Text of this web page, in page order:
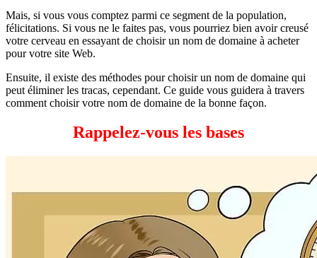
Mais, si vous vous comptez parmi ce segment de la population,
félicitations. Si vous ne le faites pas, vous pourriez bien avoir creusé
votre cerveau en essayant de choisir un nom de domaine à acheter
pour votre site Web.
Ensuite, il existe des méthodes pour choisir un nom de domaine qui
peut éliminer les tracas, cependant. Ce guide vous guidera à travers
comment choisir votre nom de domaine de la bonne façon.
Rappelez-vous les bases